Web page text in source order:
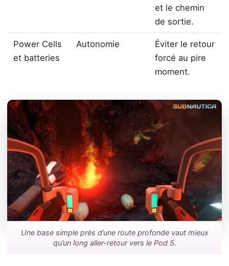
et le chemin
de sortie.
Power Cells
et batteries
Autonomie
Éviter le retour
forcé au pire
moment.
Une base simple près d’une route profonde vaut mieux
qu’un long aller-retour vers le Pod 5.